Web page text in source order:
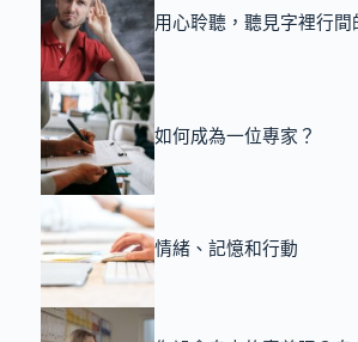
用心聆聽，聽見字裡行間
如何成為一位專家？
情緒、記憶和行動